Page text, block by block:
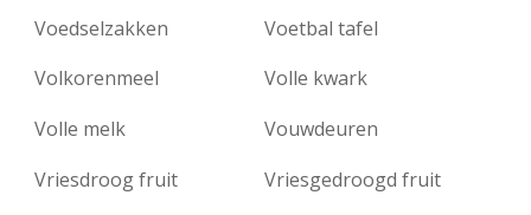
Voedselzakken
Voetbal tafel
Volkorenmeel
Volle kwark
Volle melk
Vouwdeuren
Vriesdroog fruit
Vriesgedroogd fruit